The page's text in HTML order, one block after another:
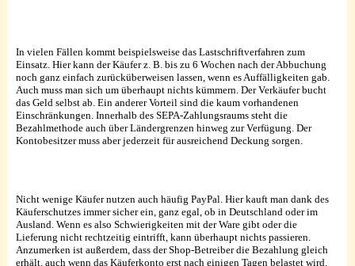
In vielen Fällen kommt beispielsweise das Lastschriftverfahren zum
Einsatz. Hier kann der Käufer z. B. bis zu 6 Wochen nach der Abbuchung
noch ganz einfach zurücküberweisen lassen, wenn es Auffälligkeiten gab.
Auch muss man sich um überhaupt nichts kümmern. Der Verkäufer bucht
das Geld selbst ab. Ein anderer Vorteil sind die kaum vorhandenen
Einschränkungen. Innerhalb des SEPA-Zahlungsraums steht die
Bezahlmethode auch über Ländergrenzen hinweg zur Verfügung. Der
Kontobesitzer muss aber jederzeit für ausreichend Deckung sorgen.
Nicht wenige Käufer nutzen auch häufig PayPal. Hier kauft man dank des
Käuferschutzes immer sicher ein, ganz egal, ob in Deutschland oder im
Ausland. Wenn es also Schwierigkeiten mit der Ware gibt oder die
Lieferung nicht rechtzeitig eintrifft, kann überhaupt nichts passieren.
Anzumerken ist außerdem, dass der Shop-Betreiber die Bezahlung gleich
erhält, auch wenn das Käuferkonto erst nach einigen Tagen belastet wird.